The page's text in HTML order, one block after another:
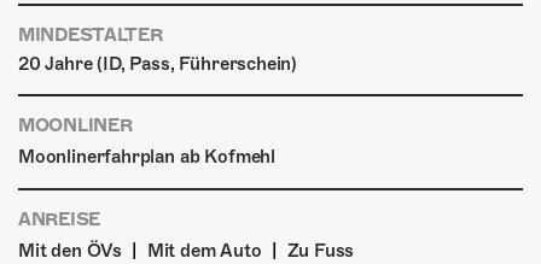
MINDESTALTER
20 Jahre (ID, Pass, Führerschein)
MOONLINER
Moonlinerfahrplan ab Kofmehl
ANREISE
Mit den ÖVs
Mit dem Auto Zu Fuss